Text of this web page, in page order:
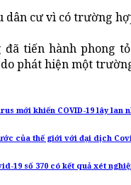
dân cư vì có trường
đã tiến hành phong
phát hiện một
mới khiến COVID-19 lây lan
của thế giới với đại dịch
19 số 370 có kết quả xét